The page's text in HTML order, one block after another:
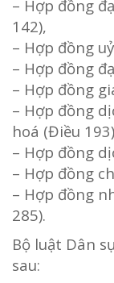
– Hợp đồng
142),
– Hợp đồng
– Hợp đồng
– Hợp đồng
– Hợp đồng
hoá (Điều
– Hợp đồng
– Hợp đồng
– Hợp đồng
285).
Bộ luật Dân
sau: